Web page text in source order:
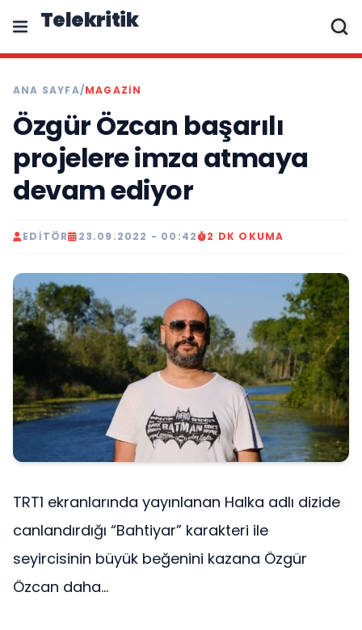
Telekritik
ANA SAYFA/MAGAZIN
Özgür Özcan başarılı
projelere imza atmaya
devam ediyor
EDITÖR 23.09.2022 - 00:42 2 DK OKUMA
TRT1 ekranlarında yayınlanan Halka adlı dizide
canlandırdığı “Bahtiyar” karakteri ile
seyircisinin büyük beğenini kazana Özgür
Özcan daha...